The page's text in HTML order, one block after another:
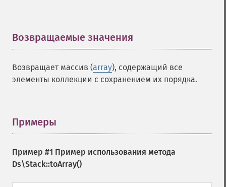
Возвращаемые значения
Возвращает массив (array), содержащий все
элементы коллекции с сохранением их порядка.
Примеры
Пример #1 Пример использования метода
Ds\Stack::toArray()